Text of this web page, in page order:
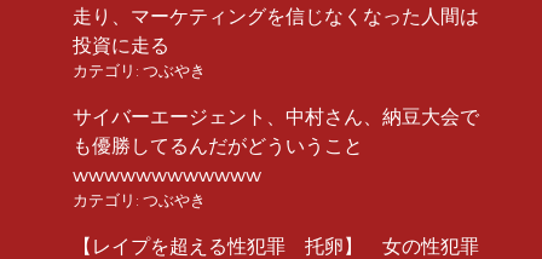
走り、マーケティングを信じなくなった人間は
投資に走る
カテゴリ: つぶやき
サイバーエージェント、中村さん、納豆大会で
も優勝してるんだがどういうこと
wwwwwwwwwwww
カテゴリ: つぶやき
【レイプを超える性犯罪 托卵】 女の性犯罪